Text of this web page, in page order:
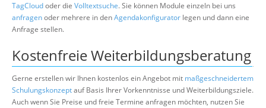
TagCloudoder die Volltextsuche. Sie können Module einzeln bei uns
anfragenoder mehrere in denAgendakonfigurator legen und dann eine
Anfrage stellen.
Kostenfreie Weiterbildungsberatung
Gerne erstellen wir Ihnen kostenlos ein Angebot mit maßgeschneidertem
Schulungskonzeptauf Basis Ihrer Vorkenntnisse und Weiterbildungsziele.
Auch wenn Sie Preise und freie Termine anfragen möchten, nutzen Sie